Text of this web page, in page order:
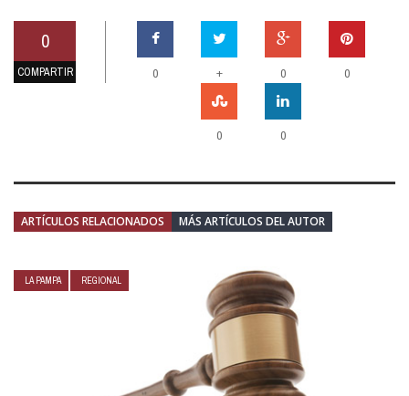
0
COMPARTIR 0 + 0 0
0 0
ARTÍCULOS RELACIONADOS MÁS ARTÍCULOS DEL AUTOR
LA PAMPA REGIONAL